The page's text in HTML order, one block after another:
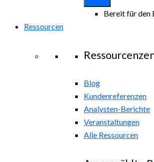
Bereit für
Ressourcen
Blog
Kundenreferenzen
Analysten-Berichte
Veranstaltungen
Alle Ressourcen